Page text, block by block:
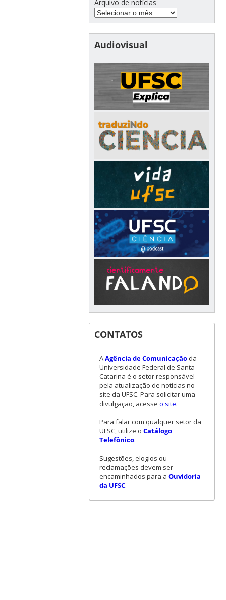
Arquivo de notícias
Audiovisual
CONTATOS
AAgência de Comunicaçãoda
Universidade Federal de Santa
Catarina é o setor responsável
pela atualização de notícias no
site da UFSC. Para solicitar uma
divulgação, acesse o site.
Para falar com qualquer setor da
UFSC, utilize o Catálogo
Telefônico.
Sugestões, elogios ou
reclamações devem ser
encaminhados para a Ouvidoria
da UFSC.